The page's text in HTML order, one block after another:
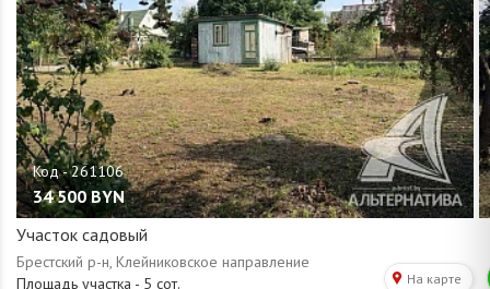
34 500 BYN
Участок садовый